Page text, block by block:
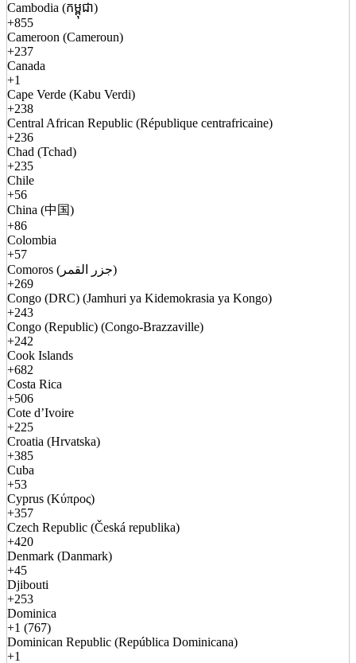
Cambodia (កម្ពុជា)
+855
Cameroon (Cameroun)
+237
Canada
+1
Cape Verde (Kabu Verdi)
+238
Central African Republic (République centrafricaine)
+236
Chad (Tchad)
+235
Chile
+56
China (中国)
+86
Colombia
+57
Comoros (جزر القمر)
+269
Congo (DRC) (Jamhuri ya Kidemokrasia ya Kongo)
+243
Congo (Republic) (Congo-Brazzaville)
+242
Cook Islands
+682
Costa Rica
+506
Cote d’Ivoire
+225
Croatia (Hrvatska)
+385
Cuba
+53
Cyprus (Κύπρος)
+357
Czech Republic (Česká republika)
+420
Denmark (Danmark)
+45
Djibouti
+253
Dominica
+1 (767)
Dominican Republic (República Dominicana)
+1